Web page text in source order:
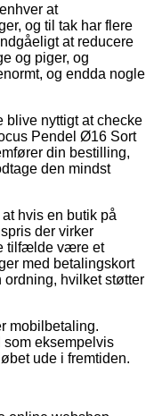
at
og til tak har flere
at reducere
og piger, og
og endda nogle
nyttigt at checke
Pendel Ø16 Sort
din bestilling,
den mindst
hvis en butik på
der virker
tilfælde være et
med betalingskort
ordning, hvilket støtter
mobilbetaling.
som eksempelvis
ude i fremtiden.